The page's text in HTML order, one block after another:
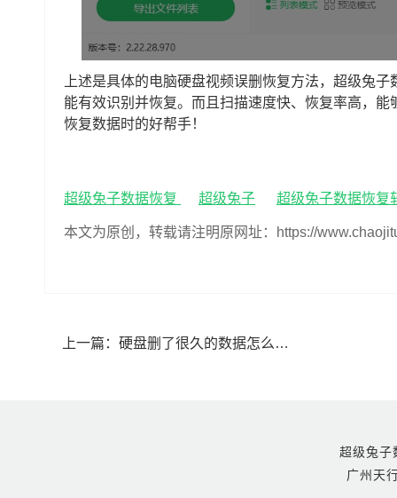
上述是具体的电脑硬盘视频误删恢复方法，超级兔
能有效识别并恢复。而且扫描速度快、恢复率高，
恢复数据时的好帮手！
超级兔子数据恢复 超级兔子 超级兔子数据恢复
本文为原创，转载请注明原网址：https://
上一篇： 硬盘删了很久的数据怎么恢复(硬盘能恢复多久删除的数据)
超级兔
广州天